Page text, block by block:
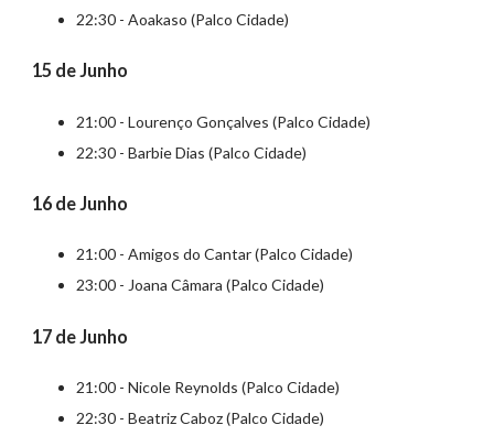
22:30 - Aoakaso (Palco Cidade)
15 de Junho
21:00 - Lourenço Gonçalves (Palco Cidade)
22:30 - Barbie Dias (Palco Cidade)
16 de Junho
21:00 - Amigos do Cantar (Palco Cidade)
23:00 - Joana Câmara (Palco Cidade)
17 de Junho
21:00 - Nicole Reynolds (Palco Cidade)
22:30 - Beatriz Caboz (Palco Cidade)